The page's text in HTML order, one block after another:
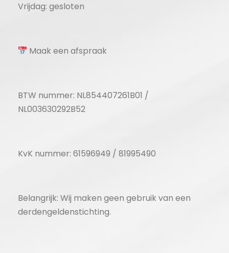
Vrijdag: gesloten
Maak een afspraak
BTW nummer: NL854407261B01 /
NL003630292B52
KvK nummer: 61596949 / 81995490
Belangrijk: Wij maken geen gebruik van een
derdengeldenstichting.